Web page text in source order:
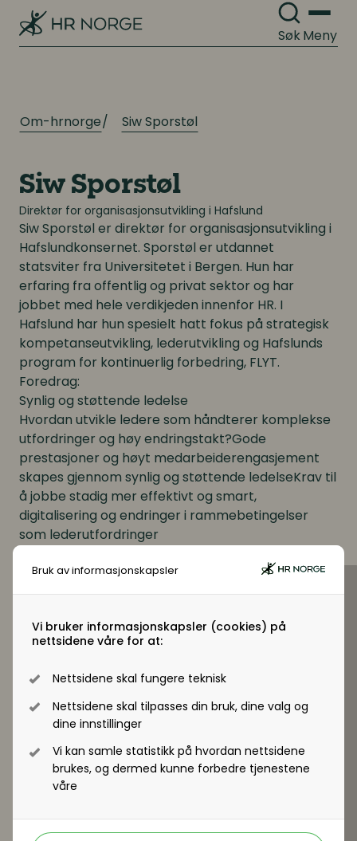
Bruk av informasjonskapsler
Vi bruker informasjonskapsler (cookies) på
nettsidene våre for at:
Nettsidene skal fungere teknisk
Nettsidene skal tilpasses din bruk, dine valg og
dine innstillinger
Vi kan samle statistikk på hvordan nettsidene
brukes, og dermed kunne forbedre tjenestene
våre
SøkMeny
Mangfold og inkludering
Digitale løsninger i virksomheten
Lønnsoppgjøret og tariff
Digitale løsninger innen HR
Digitale løsninger i virksomheten
Om-hrnorge Siw Sporstøl
Siw Sporstøl
Direktør for organisasjonsutvikling i Hafslund
Siw Sporstøl er direktør for organisasjonsutvikling i
Hafslundkonsernet. Sporstøl er utdannet
statsviter fra Universitetet i Bergen. Hun har
erfaring fra offentlig og privat sektor og har
jobbet med hele verdikjeden innenfor HR. I
Hafslund har hun spesielt hatt fokus på strategisk
kompetanseutvikling, lederutvikling og Hafslunds
program for kontinuerlig forbedring, FLYT.
Foredrag:
Synlig og støttende ledelse
Hvordan utvikle ledere som håndterer komplekse
utfordringer og høy endringstakt?Gode
prestasjoner og høyt medarbeiderengasjement
skapes gjennom synlig og støttende ledelseKrav til
å jobbe stadig mer effektivt og smart,
digitalisering og endringer i rammebetingelser
som lederutfordringer
Se program og påmelding